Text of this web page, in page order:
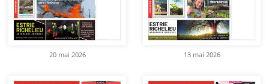
20 mai 2026 13 mai 2026